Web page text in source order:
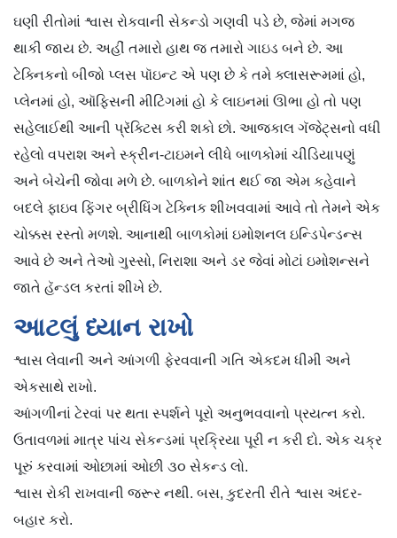
ઘણી રીતોમાં શ્વાસ રોકવાની સેકન્ડો ગણવી પડે છે, જેમાં મગજ
થાકી જાય છે. અહીં તમારો હાથ જ તમારો ગાઇડ બને છે. આ
ટેક્નિકનો બીજો પ્લસ પૉઇન્ટ એ પણ છે કે તમે ક્લાસરૂમમાં હો,
પ્લેનમાં હો, ઑફિસની મીટિંગમાં હો કે લાઇનમાં ઊભા હો તો પણ
સહેલાઈથી આની પ્રૅક્ટિસ કરી શકો છો. આજકાલ ગૅજેટ્સનો વધી
રહેલો વપરાશ અને સ્ક્રીન-ટાઇમને લીધે બાળકોમાં ચીડિયાપણું
અને બેચેની જોવા મળે છે. બાળકોને શાંત થઈ જા એમ કહેવાને
બદલે ફાઇવ ફિંગર બ્રીધિંગ ટેક્નિક શીખવવામાં આવે તો તેમને એક
ચોક્કસ રસ્તો મળશે. આનાથી બાળકોમાં ઇમોશનલ ઇન્ડિપેન્ડન્સ
આવે છે અને તેઓ ગુસ્સો, નિરાશા અને ડર જેવાં મોટાં ઇમોશન્સને
જાતે હૅન્ડલ કરતાં શીખે છે.
આટલું ધ્યાન રાખો
શ્વાસ લેવાની અને આંગળી ફેરવવાની ગતિ એકદમ ધીમી અને
એકસાથે રાખો.
આંગળીનાં ટેરવાં પર થતા સ્પર્શને પૂરો અનુભવવાનો પ્રયત્ન કરો.
ઉતાવળમાં માત્ર પાંચ સેકન્ડમાં પ્રક્રિયા પૂરી ન કરી દો. એક ચક્ર
પૂરું કરવામાં ઓછામાં ઓછી ૩૦ સેકન્ડ લો.
શ્વાસ રોકી રાખવાની જરૂર નથી. બસ, કુદરતી રીતે શ્વાસ અંદર-
બહાર કરો.